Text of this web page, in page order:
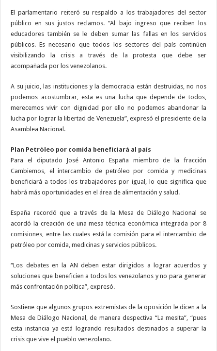
El parlamentario reiteró su respaldo a los trabajadores del sector
público en sus justos reclamos. “Al bajo ingreso que reciben los
educadores también se le deben sumar las fallas en los servicios
públicos. Es necesario que todos los sectores del país continúen
visibilizando la crisis a través de la protesta que debe ser
acompañada por los venezolanos.
A su juicio, las instituciones y la democracia están destruidas, no nos
podemos acostumbrar, esta es una lucha que depende de todos,
merecemos vivir con dignidad por ello no podemos abandonar la
lucha por lograr la libertad de Venezuela”, expresó el presidente de la
Asamblea Nacional.
Plan Petróleo por comida beneficiará al país
Para el diputado José Antonio España miembro de la fracción
Cambiemos, el intercambio de petróleo por comida y medicinas
beneficiará a todos los trabajadores por igual, lo que significa que
habrá más oportunidades en el área de alimentación y salud.
España recordó que a través de la Mesa de Diálogo Nacional se
acordó la creación de una mesa técnica económica integrada por 8
comisiones, entre las cuales está la comisión para el intercambio de
petróleo por comida, medicinas y servicios públicos.
“Los debates en la AN deben estar dirigidos a lograr acuerdos y
soluciones que beneficien a todos los venezolanos y no para generar
más confrontación política”, expresó.
Sostiene que algunos grupos extremistas de la oposición le dicen a la
Mesa de Diálogo Nacional, de manera despectiva “La mesita”, “pues
esta instancia ya está logrando resultados destinados a superar la
crisis que vive el pueblo venezolano.